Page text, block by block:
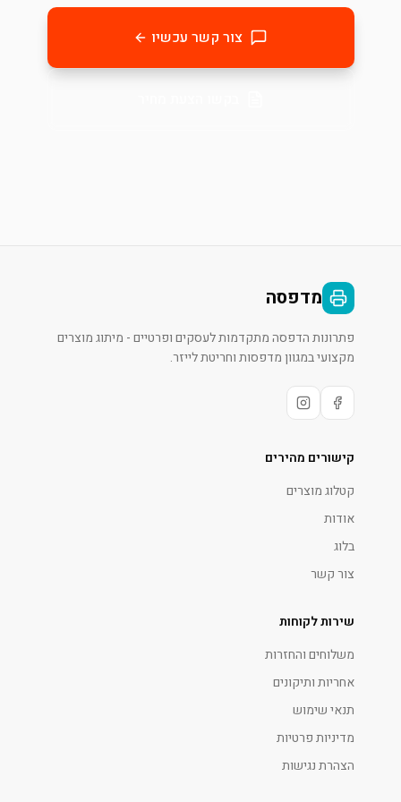
צור קשר עכשיו
מדפסה
פתרונות הדפסה מתקדמות לעסקים ופרטיים - מיתוג מוצרים
מקצועי במגוון מדפסות וחריטת לייזר.
קישורים מהירים
קטלוג מוצרים
אודות
בלוג
צור קשר
שירות לקוחות
משלוחים והחזרות
אחריות ותיקונים
תנאי שימוש
מדיניות פרטיות
הצהרת נגישות